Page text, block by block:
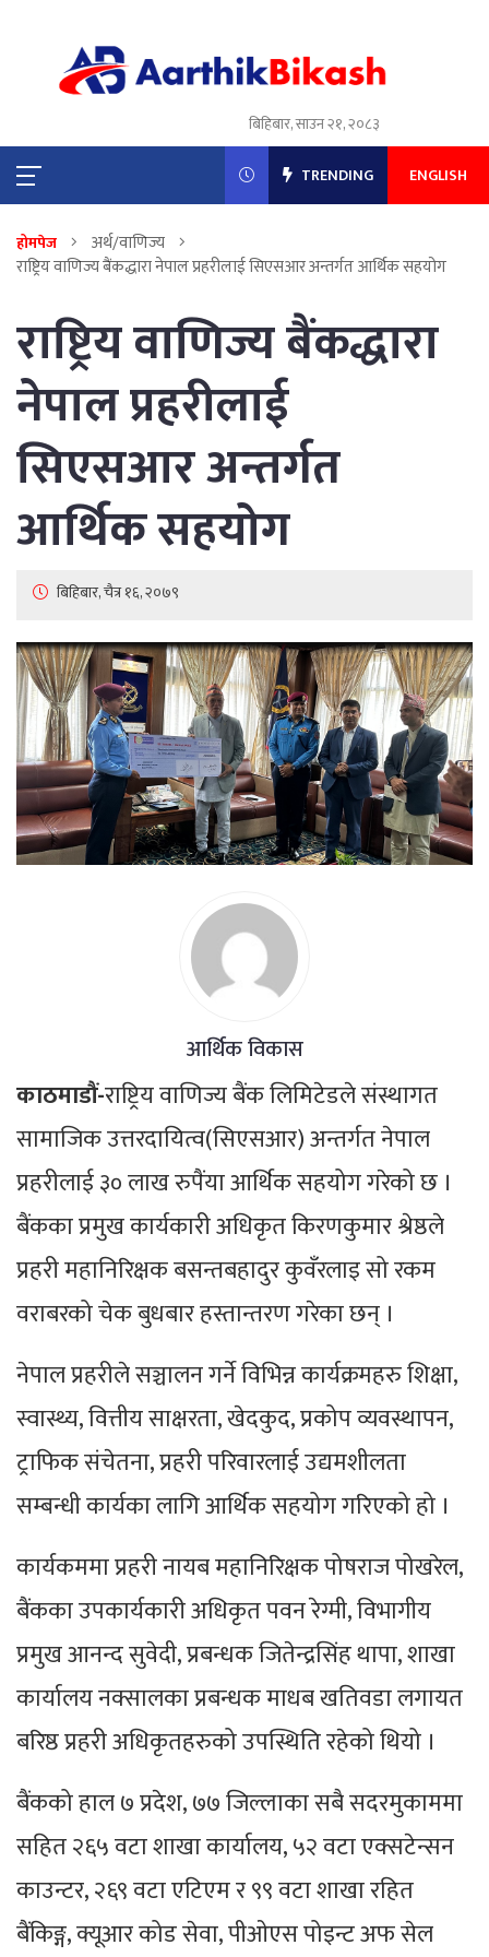
बिहिबार, साउन २१, २०८३
TRENDING ENGLISH
होमपेज
अर्थ/वाणिज्य
राष्ट्रिय वाणिज्य बैंकद्धारा नेपाल प्रहरीलाई सिएसआर अन्तर्गत आर्थिक सहयोग
राष्ट्रिय वाणिज्य बैंकद्धारा
नेपाल प्रहरीलाई
सिएसआर अन्तर्गत
आर्थिक सहयोग
बिहिबार, चैत्र १६, २०७९
आर्थिक विकास
काठमाडौं-राष्ट्रिय वाणिज्य बैंक लिमिटेडले संस्थागत
सामाजिक उत्तरदायित्व(सिएसआर) अन्तर्गत नेपाल
प्रहरीलाई ३० लाख रुपैंया आर्थिक सहयोग गरेको छ ।
बैंकका प्रमुख कार्यकारी अधिकृत किरणकुमार श्रेष्ठले
प्रहरी महानिरिक्षक बसन्तबहादुर कुवँरलाइ सो रकम
वराबरको चेक बुधबार हस्तान्तरण गरेका छन् ।
नेपाल प्रहरीले सञ्चालन गर्ने विभिन्न कार्यक्रमहरु शिक्षा,
स्वास्थ्य, वित्तीय साक्षरता, खेदकुद, प्रकोप व्यवस्थापन,
ट्राफिक संचेतना, प्रहरी परिवारलाई उद्यमशीलता
सम्बन्धी कार्यका लागि आर्थिक सहयोग गरिएको हो ।
कार्यकममा प्रहरी नायब महानिरिक्षक पोषराज पोखरेल,
बैंकका उपकार्यकारी अधिकृत पवन रेग्मी, विभागीय
प्रमुख आनन्द सुवेदी, प्रबन्धक जितेन्द्रसिंह थापा, शाखा
कार्यालय नक्सालका प्रबन्धक माधब खतिवडा लगायत
बरिष्ठ प्रहरी अधिकृतहरुको उपस्थिति रहेको थियो ।
बैंकको हाल ७ प्रदेश, ७७ जिल्लाका सबै सदरमुकाममा
सहित २६५ वटा शाखा कार्यालय, ५२ वटा एक्सटेन्सन
काउन्टर, २६९ वटा एटिएम र ९९ वटा शाखा रहित
बैंकिङ्ग, क्यूआर कोड सेवा, पीओएस पोइन्ट अफ सेल